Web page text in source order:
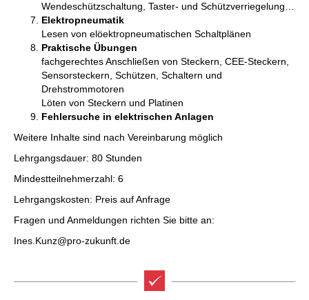
Wendeschützschaltung, Taster- und Schützverriegelung…
Elektropneumatik
Lesen von elöektropneumatischen Schaltplänen
Praktische Übungen
fachgerechtes Anschließen von Steckern, CEE-Steckern,
Sensorsteckern, Schützen, Schaltern und
Drehstrommotoren
Löten von Steckern und Platinen
Fehlersuche in elektrischen Anlagen
Weitere Inhalte sind nach Vereinbarung möglich
Lehrgangsdauer: 80 Stunden
Mindestteilnehmerzahl: 6
Lehrgangskosten: Preis auf Anfrage
Fragen und Anmeldungen richten Sie bitte an:
Ines.Kunz@pro-zukunft.de